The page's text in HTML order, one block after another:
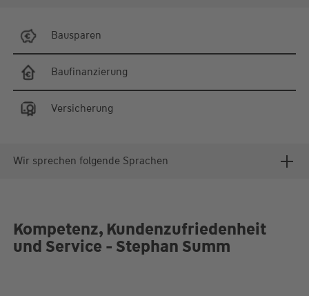
Bausparen
Baufinanzierung
Versicherung
Wir sprechen folgende Sprachen
Kompetenz, Kundenzufriedenheit
und Service - Stephan Summ